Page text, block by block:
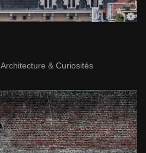
Architecture & Curiosités